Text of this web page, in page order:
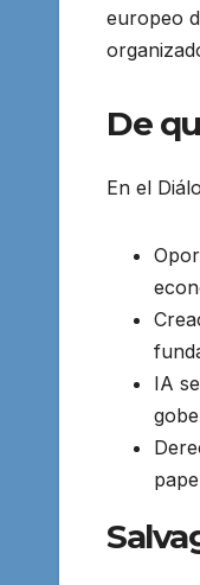
europeo
De
En el
IA